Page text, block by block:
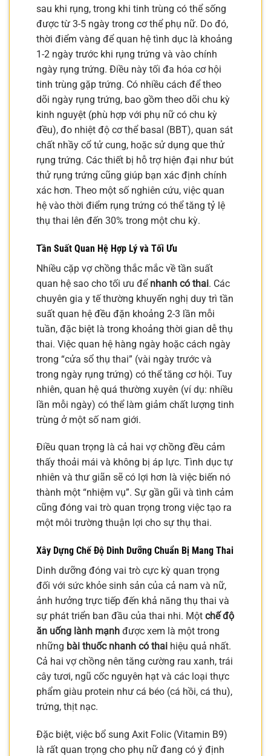
sau khi rụng, trong khi tinh trùng có thể sống
được từ 3-5 ngày trong cơ thể phụ nữ. Do đó,
thời điểm vàng để quan hệ tình dục là khoảng
1-2 ngày trước khi rụng trứng và vào chính
ngày rụng trứng. Điều này tối đa hóa cơ hội
tinh trùng gặp trứng. Có nhiều cách để theo
dõi ngày rụng trứng, bao gồm theo dõi chu kỳ
kinh nguyệt (phù hợp với phụ nữ có chu kỳ
đều), đo nhiệt độ cơ thể basal (BBT), quan sát
chất nhầy cổ tử cung, hoặc sử dụng que thử
rụng trứng. Các thiết bị hỗ trợ hiện đại như bút
thử rụng trứng cũng giúp bạn xác định chính
xác hơn. Theo một số nghiên cứu, việc quan
hệ vào thời điểm rụng trứng có thể tăng tỷ lệ
thụ thai lên đến 30% trong một chu kỳ.
Tần Suất Quan Hệ Hợp Lý và Tối Ưu
Nhiều cặp vợ chồng thắc mắc về tần suất
quan hệ sao cho tối ưu để nhanh có thai. Các
chuyên gia y tế thường khuyến nghị duy trì tần
suất quan hệ đều đặn khoảng 2-3 lần mỗi
tuần, đặc biệt là trong khoảng thời gian dễ thụ
thai. Việc quan hệ hàng ngày hoặc cách ngày
trong “cửa sổ thụ thai” (vài ngày trước và
trong ngày rụng trứng) có thể tăng cơ hội. Tuy
nhiên, quan hệ quá thường xuyên (ví dụ: nhiều
lần mỗi ngày) có thể làm giảm chất lượng tinh
trùng ở một số nam giới.
Điều quan trọng là cả hai vợ chồng đều cảm
thấy thoải mái và không bị áp lực. Tình dục tự
nhiên và thư giãn sẽ có lợi hơn là việc biến nó
thành một “nhiệm vụ”. Sự gần gũi và tình cảm
cũng đóng vai trò quan trọng trong việc tạo ra
một môi trường thuận lợi cho sự thụ thai.
Xây Dựng Chế Độ Dinh Dưỡng Chuẩn Bị Mang Thai
Dinh dưỡng đóng vai trò cực kỳ quan trọng
đối với sức khỏe sinh sản của cả nam và nữ,
ảnh hưởng trực tiếp đến khả năng thụ thai và
sự phát triển ban đầu của thai nhi. Một chế độ
ăn uống lành mạnh được xem là một trong
những bài thuốc nhanh có thai hiệu quả nhất.
Cả hai vợ chồng nên tăng cường rau xanh, trái
cây tươi, ngũ cốc nguyên hạt và các loại thực
phẩm giàu protein như cá béo (cá hồi, cá thu),
trứng, thịt nạc.
Đặc biệt, việc bổ sung Axit Folic (Vitamin B9)
là rất quan trọng cho phụ nữ đang có ý định